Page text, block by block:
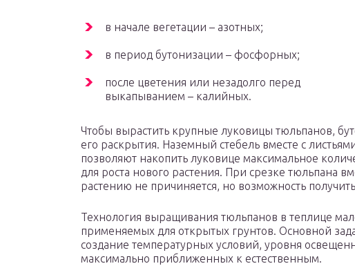
в начале вегетации – азотных;
в период бутонизации – фосфорных;
после цветения или незадолго перед
выкапыванием – калийных.
Чтобы вырастить крупные луковицы тюльпанов,
его раскрытия. Наземный стебель вместе с
позволяют накопить луковице максимальное
для роста нового растения. При срезке тюльпана
растению не причиняется, но возможность
Технология выращивания тюльпанов в теплице
применяемых для открытых грунтов. Основной
создание температурных условий, уровня
максимально приближенных к естественным.